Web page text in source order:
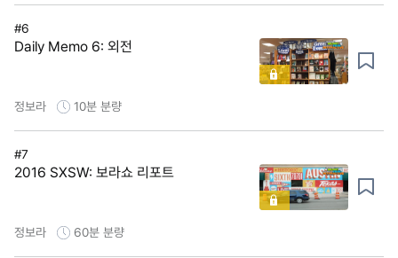
#6
Daily Memo 6: 외전
정보라 10분 분량
#7
2016 SXSW: 보라쇼 리포트
정보라 60분 분량